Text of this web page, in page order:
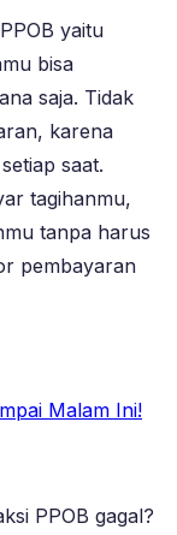
yaitu
bisa
saja. Tidak
karena
saat.
tagihanmu,
tanpa harus
pembayaran
Malam Ini!
PPOB gagal?